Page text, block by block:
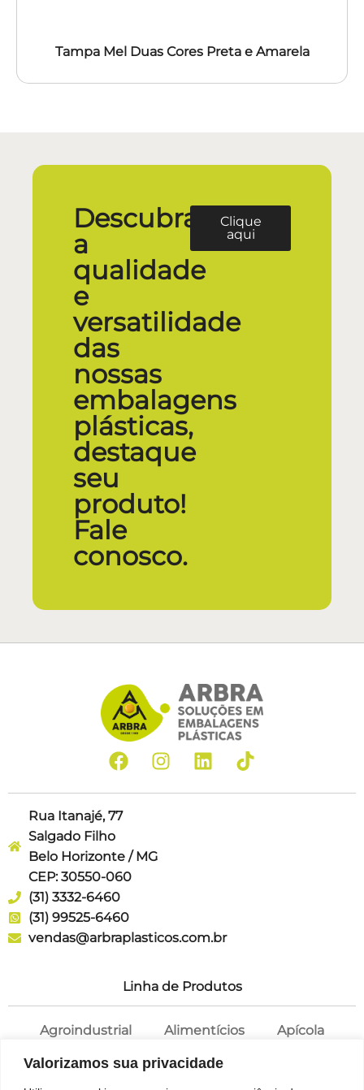
Valorizamos sua privacidade
Tampa Mel Duas Cores Preta e Amarela
Descubra
a
qualidade
e
versatilidade
das
nossas
embalagens
plásticas,
destaque
seu
produto!
Fale
conosco.
Clique
aqui
Rua Itanajé, 77
Salgado Filho
Belo Horizonte / MG
CEP: 30550-060
(31) 3332-6460
(31) 99525-6460
vendas@arbraplasticos.com.br
Linha de Produtos
Agroindustrial Alimentícios
Apícola
Farmácia